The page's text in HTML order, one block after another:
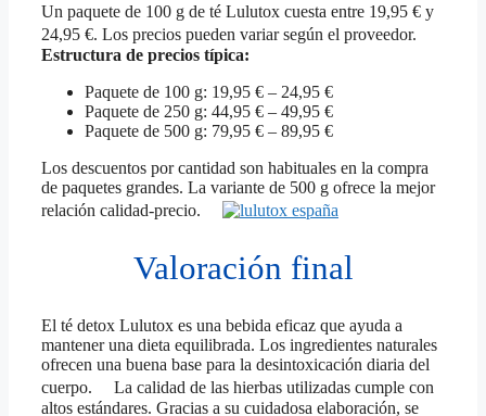
Un paquete de 100 g de té Lulutox cuesta entre 19,95 € y
24,95 €. Los precios pueden variar según el proveedor.
Estructura de precios típica:
Paquete de 100 g: 19,95 € – 24,95 €
Paquete de 250 g: 44,95 € – 49,95 €
Paquete de 500 g: 79,95 € – 89,95 €
Los descuentos por cantidad son habituales en la compra
de paquetes grandes. La variante de 500 g ofrece la mejor
relación calidad-precio.
Valoración final
El té detox Lulutox es una bebida eficaz que ayuda a
mantener una dieta equilibrada. Los ingredientes naturales
ofrecen una buena base para la desintoxicación diaria del
cuerpo. La calidad de las hierbas utilizadas cumple con
altos estándares. Gracias a su cuidadosa elaboración, se